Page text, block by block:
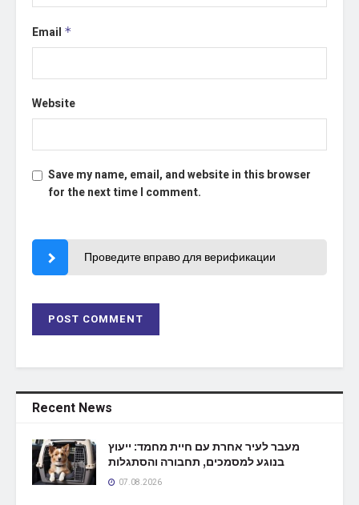
Email *
Website
Save my name, email, and website in this browser
for the next time I comment.
Проведите вправо для верификации
Recent News
מעבר לעיר אחרת עם חיית מחמד: ייעוץ
בנוגע למסמכים, תחבורה והסתגלות
07.08.2026